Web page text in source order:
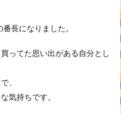
長になりました。
ってた思い出がある自分とし
、
気持ちです。